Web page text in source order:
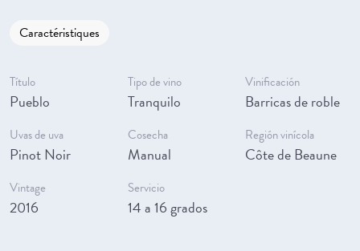
Caractéristiques
Título
Pueblo
Tipo de vino
Tranquilo
Vinificación
Barricas de roble
Uvas de uva
Pinot Noir
Cosecha
Manual
Región vinícola
Côte de Beaune
Vintage
2016
Servicio
14 a 16 grados